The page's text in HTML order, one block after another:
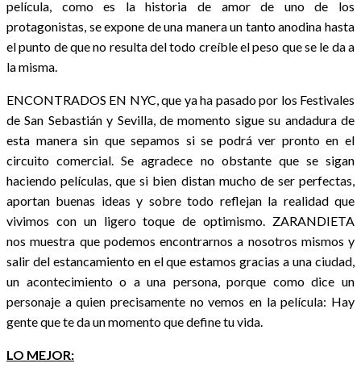
película, como es la historia de amor de uno de los
protagonistas, se expone de una manera un tanto anodina hasta
el punto de que no resulta del todo creíble el peso que se le da a
la misma.
ENCONTRADOS EN NYC, que ya ha pasado por los Festivales
de San Sebastián y Sevilla, de momento sigue su andadura de
esta manera sin que sepamos si se podrá ver pronto en el
circuito comercial. Se agradece no obstante que se sigan
haciendo películas, que si bien distan mucho de ser perfectas,
aportan buenas ideas y sobre todo reflejan la realidad que
vivimos con un ligero toque de optimismo. ZARANDIETA
nos muestra que podemos encontrarnos a nosotros mismos y
salir del estancamiento en el que estamos gracias a una ciudad,
un acontecimiento o a una persona, porque como dice un
personaje a quien precisamente no vemos en la película: Hay
gente que te da un momento que define tu vida.
LO MEJOR: